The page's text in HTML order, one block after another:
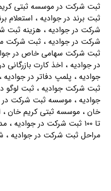
ثبت شرکت در موسسه ثبتی
ثبت برند در جوادیه ، استعلام
شرکت در جوادیه ، هزینه ثبت
شرکت در جوادیه ، ثبت شرکت
ثبت شرکت سهامی خاص در
در جوادیه ، اخذ کارت
جوادیه ، پلمپ دفاتر در
ثبت شرکت جوادیه ، ثبت لوگو
جوادیه ، موسسه ثبت شرکت
تا ۱۰۰ ثبت شرکت در
مراحل ثبت شرکت در جوادیه ،